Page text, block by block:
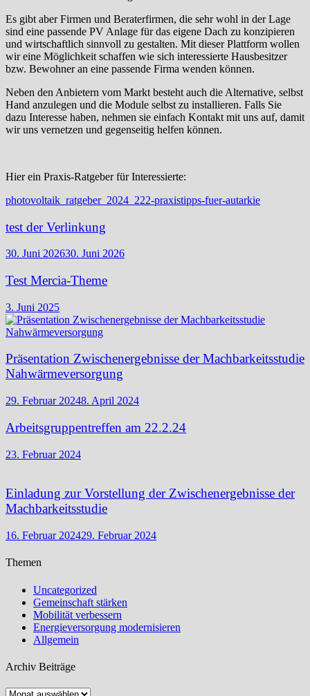
Es gibt aber Firmen und Beraterfirmen, die sehr wohl in der Lage
sind eine passende PV Anlage für das eigene Dach zu konzipieren
und wirtschaftlich sinnvoll zu gestalten. Mit dieser Plattform wollen
wir eine Möglichkeit schaffen wie sich interessierte Hausbesitzer
bzw. Bewohner an eine passende Firma wenden können.
Neben den Anbietern vom Markt besteht auch die Alternative, selbst
Hand anzulegen und die Module selbst zu installieren. Falls Sie
dazu Interesse haben, nehmen sie einfach Kontakt mit uns auf, damit
wir uns vernetzen und gegenseitig helfen können.
Hier ein Praxis-Ratgeber für Interessierte:
photovoltaik_ratgeber_2024_222-praxistipps-fuer-autarkie
test der Verlinkung
30. Juni 202630. Juni 2026
Test Mercia-Theme
3. Juni 2025
Präsentation Zwischenergebnisse der Machbarkeitsstudie
Nahwärmeversorgung
29. Februar 20248. April 2024
Arbeitsgruppentreffen am 22.2.24
23. Februar 2024
Einladung zur Vorstellung der Zwischenergebnisse der
Machbarkeitsstudie
16. Februar 202429. Februar 2024
Themen
Uncategorized
Gemeinschaft stärken
Mobilität verbessern
Energieversorgung modernisieren
Allgemein
Archiv Beiträge
Archiv